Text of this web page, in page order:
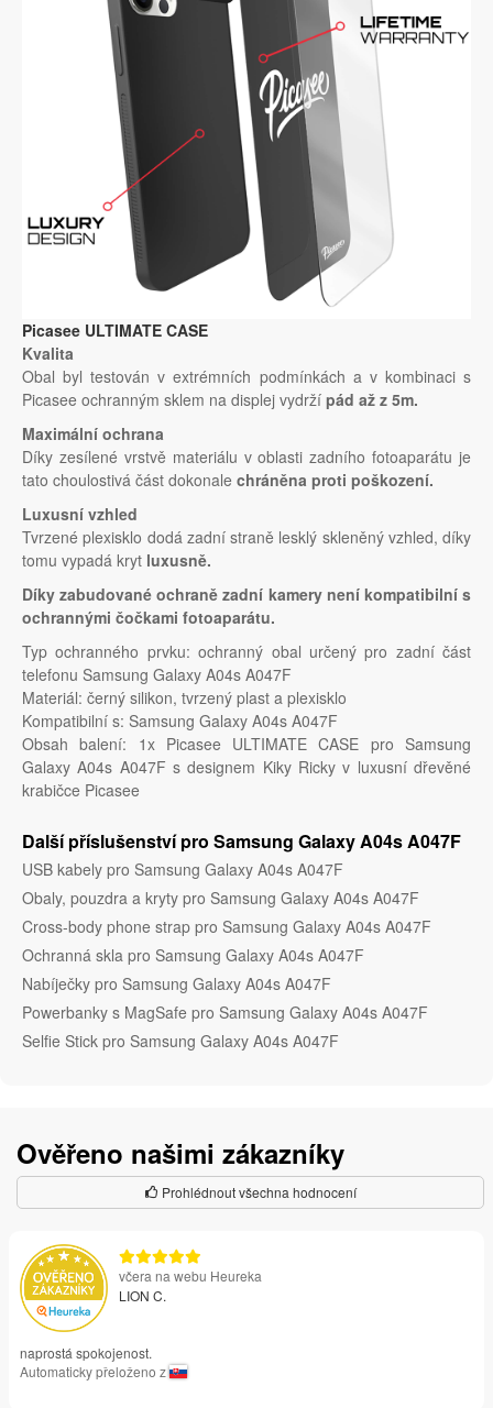
Picasee ULTIMATE CASE
Kvalita
Obal byl testován v extrémních podmínkách a v kombinaci s
Picasee ochranným sklem na displej vydrží pád až z 5m.
Maximální ochrana
Díky zesílené vrstvě materiálu v oblasti zadního fotoaparátu je
tato choulostivá část dokonale chráněna proti poškození.
Luxusní vzhled
Tvrzené plexisklo dodá zadní straně lesklý skleněný vzhled, díky
tomu vypadá kryt luxusně.
Díky zabudované ochraně zadní kamery není kompatibilní s
ochrannými čočkami fotoaparátu.
Typ ochranného prvku: ochranný obal určený pro zadní část
telefonu Samsung Galaxy A04s A047F
Materiál: černý silikon, tvrzený plast a plexisklo
Kompatibilní s: Samsung Galaxy A04s A047F
Obsah balení: 1x Picasee ULTIMATE CASE pro Samsung
Galaxy A04s A047F s designem Kiky Ricky v luxusní dřevěné
krabičce Picasee
Další příslušenství pro Samsung Galaxy A04s A047F
USB kabely pro Samsung Galaxy A04s A047F
Obaly, pouzdra a kryty pro Samsung Galaxy A04s A047F
Cross-body phone strap pro Samsung Galaxy A04s A047F
Ochranná skla pro Samsung Galaxy A04s A047F
Nabíječky pro Samsung Galaxy A04s A047F
Powerbanky s MagSafe pro Samsung Galaxy A04s A047F
Selfie Stick pro Samsung Galaxy A04s A047F
Ověřeno našimi zákazníky
Prohlédnout všechna hodnocení
včera na webu Heureka
LION C.
naprostá spokojenost.
Automaticky přeloženo z